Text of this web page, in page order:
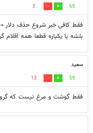
68
3
بلشه یا یکیاره قطعا همه
سعید
59
13
فقط گوشت و مرغ نیست که